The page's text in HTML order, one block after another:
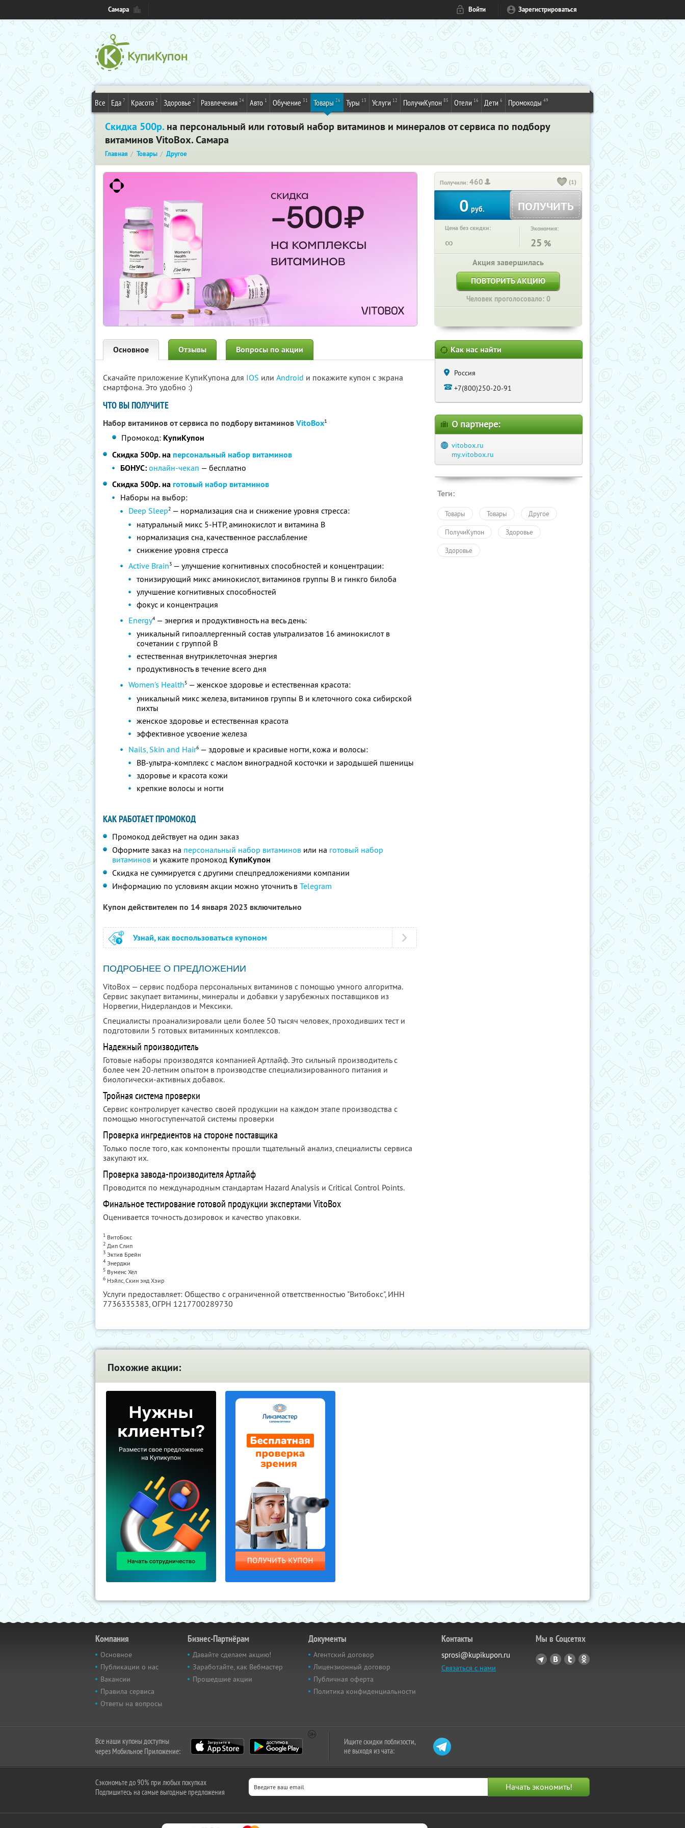
Самара Войти Зарегистрироваться
Все Еда 7 Красота 2 Здоровье 2 Развлечения 24 Авто 1 Обучение 31 Товары 26 Туры 13 Услуги 12 ПолучиКупон 85 Отели 16 Дети 6 Промокоды 49
Скидка 500р. на персональный или готовый набор витаминов и минералов от сервиса по подбору
витаминов VitoBox. Самара
Главная Товары Другое
Получили:460 (1)
0 руб. ПОЛУЧИТЬ
Цена без скидки:
∞
Экономия:
25 %
Акция завершилась
ПОВТОРИТЬ АКЦИЮ
Человек проголосовало: 0
Основное Отзывы Вопросы по акции
Скачайте приложение КупиКупона для IOS или Android и покажите купон с экрана
смартфона. Это удобно :)
ЧТО ВЫ ПОЛУЧИТЕ
Набор витаминов от сервиса по подбору витаминовVitoBox1
Промокод: КупиКупон
Скидка 500р. наперсональный набор витаминов
БОНУС: онлайн-чекап — бесплатно
Скидка 500р. наготовый набор витаминов
Наборы на выбор:
Deep Sleep2 — нормализация сна и снижение уровня стресса:
натуральный микс 5-HTP, аминокислот и витамина B
нормализация сна, качественное расслабление
снижение уровня стресса
Active Brain3 — улучшение когнитивных способностей и концентрации:
тонизирующий микс аминокислот, витаминов группы B и гинкго билоба
улучшение когнитивных способностей
фокус и концентрация
Energy4— энергия и продуктивность на весь день:
уникальный гипоаллергенный состав ультрализатов 16 аминокислот в
сочетании с группой B
естественная внутриклеточная энергия
продуктивность в течение всего дня
Women's Health5 — женское здоровье и естественная красота:
уникальный микс железа, витаминов группы B и клеточного сока сибирской
пихты
женское здоровье и естественная красота
эффективное усвоение железа
Nails, Skin and Hair6 — здоровые и красивые ногти, кожа и волосы:
BB-ультра-комплекс с маслом виноградной косточки и зародышей пшеницы
здоровье и красота кожи
крепкие волосы и ногти
КАК РАБОТАЕТ ПРОМОКОД
Промокод действует на один заказ
Оформите заказ на персональный набор витаминов или на готовый набор
витаминов и укажите промокод КупиКупон
Скидка не суммируется с другими спецпредложениями компании
Информацию по условиям акции можно уточнить в Telegram
Купон действителен по 14 января 2023 включительно
Узнай, как воспользоваться купоном
ПОДРОБНЕЕ О ПРЕДЛОЖЕНИИ
VitoBox — сервис подбора персональных витаминов с помощью умного алгоритма.
Сервис закупает витамины, минералы и добавки у зарубежных поставщиков из
Норвегии, Нидерландов и Мексики.
Специалисты проанализировали цели более 50 тысяч человек, проходивших тест и
подготовили 5 готовых витаминных комплексов.
Надежный производитель
Готовые наборы производятся компанией Артлайф. Это сильный производитель с
более чем 20-летним опытом в производстве специализированного питания и
биологически-активных добавок.
Тройная система проверки
Сервис контролирует качество своей продукции на каждом этапе производства с
помощью многоступенчатой системы проверки
Проверка ингредиентов на стороне поставщика
Только после того, как компоненты прошли тщательный анализ, специалисты сервиса
закупают их.
Проверка завода-производителя Артлайф
Проводится по международным стандартам Hazard Analysis и Critical Control Points.
Финальное тестирование готовой продукции экспертами VitoBox
Оценивается точность дозировок и качество упаковки.
1 ВитоБокс
2 Дип Слип
3 Эктив Брейн
4Энерджи
5 Вуменс Хел
6 Нэйлс, Скин энд Хэир
Услуги предоставляет: Общество с ограниченной ответственностью "Витобокс", ИНН
7736335383 , ОГРН 1217700289730
Как нас найти
Россия
+7(800)250-20-91
О партнере:
vitobox.ru
my.vitobox.ru
Теги:
Товары Товары Другое
ПолучиКупон Здоровье
Здоровье
Похожие акции:
Компания
Основное
Публикации о нас
Вакансии
Правила сервиса
Ответы на вопросы
Бизнес-Партнёрам
Давайте сделаем акцию!
Заработайте, как Вебмастер
Прошедшие акции
Документы
Агентский договор
Лицензионный договор
Публичная оферта
Политика конфиденциальности
Контакты
sprosi@kupikupon.ru
Связаться с нами
Мы в Соцсетях
Все наши купоны доступны
через Мобильное Приложение:
Ищите скидки поблизости,
не выходя из чата:
Сэкономьте до 90% при любых покупках
Подпишитесь на самые выгодные предложения